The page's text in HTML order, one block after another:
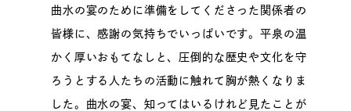
曲水の宴のために準備をしてくださった関係者の
皆様に、感謝の気持ちでいっぱいです。平泉の温
かく厚いおもてなしと、圧倒的な歴史や文化を守
ろうとする人たちの活動に触れて胸が熱くなりま
した。曲水の宴、知ってはいるけれど見たことが